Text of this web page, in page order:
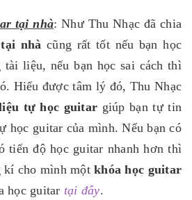
tại nhà: Như Thu Nhạc đã chia
nhà cũng rất tốt nếu bạn học
tài liệu, nếu bạn học sai cách thì
Hiểu được tâm lý đó, Thu Nhạc
tự học guitar giúp bạn tự tin
học guitar của mình. Nếu bạn có
tiến độ học guitar nhanh hơn thì
kí cho mình mộtkhóa học guitar
học guitar tại đây.